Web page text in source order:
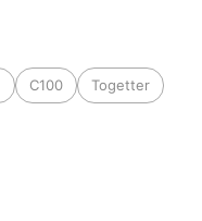
C100 Togetter